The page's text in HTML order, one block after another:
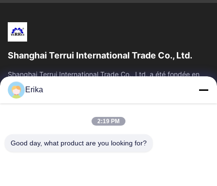
Shanghai Terrui International Trade Co., Ltd.
Shanghai Terrui International Trade Co., Ltd. a été fondée en
2002, spécialisée dans le développement, la fabrication et la
vente d'équipements...
Liens Rapides
Produits
À Propos De Nous
Contrôle De Qualité
Erika
2:19 PM
Good day, what product are you looking for?